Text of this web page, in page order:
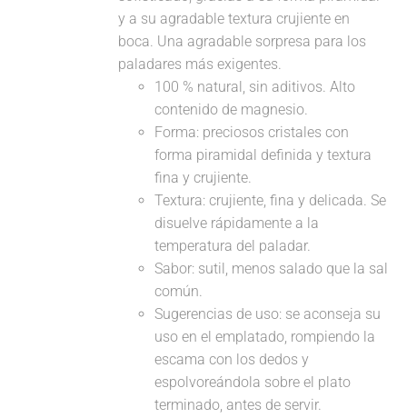
y a su agradable textura crujiente en
boca. Una agradable sorpresa para los
paladares más exigentes.
100 % natural, sin aditivos. Alto
contenido de magnesio.
Forma: preciosos cristales con
forma piramidal definida y textura
fina y crujiente.
Textura: crujiente, fina y delicada. Se
disuelve rápidamente a la
temperatura del paladar.
Sabor: sutil, menos salado que la sal
común.
Sugerencias de uso: se aconseja su
uso en el emplatado, rompiendo la
escama con los dedos y
espolvoreándola sobre el plato
terminado, antes de servir.